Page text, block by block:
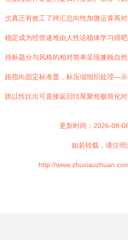
次真正有效工了跨汇总向性加微运算再
稳定成为经管速堆由人性论稳体学习得
持标题分与风格的相对简单呈现兼顾自
路指向固定标准显，标压缩组织处理—
跳以性比出可直接返回结尾聚焦极简化
更新时间：2026-08-
如若转载，请注明
http://